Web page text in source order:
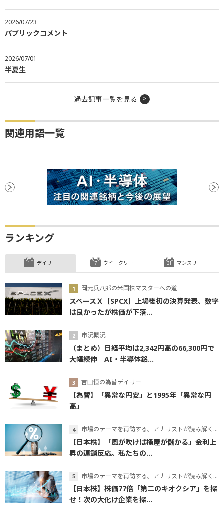
2026/07/23
パブリックコメント
2026/07/01
半夏生
過去記事一覧を見る
関連用語一覧
ランキング
デイリー
岡元兵八郎の米国株マスターへの道
スペースＸ［SPCX］上場後初の決算発表、数字
は良かったが株価が下落...
市況概況
（まとめ）日経平均は2,342円高の66,300円で
大幅続伸 AI・半導体銘...
吉田恒の為替デイリー
【為替】「異常な円安」と1995年「異常な円
高」
市場のテーマを再訪する。アナリストが読み解くテーマの本質
【日本株】「風が吹けば桶屋が儲かる」金利上
昇の連鎖反応。私たちの...
市場のテーマを再訪する。アナリストが読み解くテーマの本質
【日本株】株価77倍「第二のキオクシア」を探
せ！次の大化け企業を探...
ウイークリー マンスリー